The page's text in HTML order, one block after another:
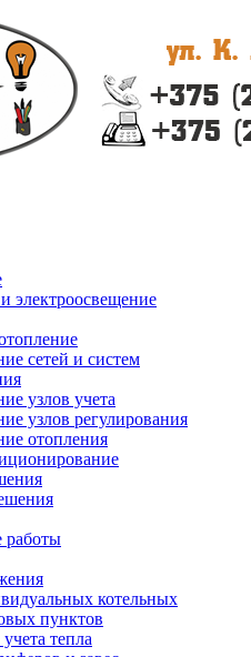
электроосвещение
сетей и систем
узлов учета
узлов регулирования
отопления
работы
котельных
пунктов
тепла